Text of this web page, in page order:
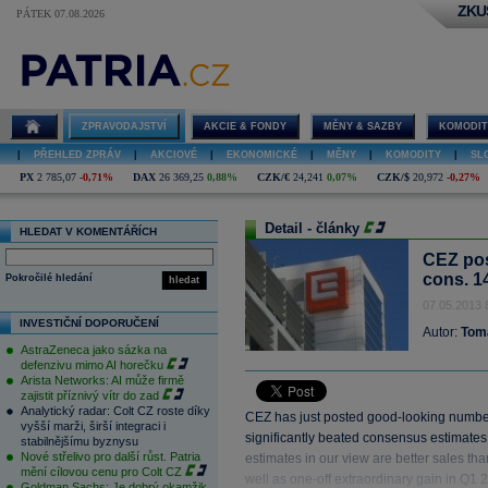
PÁTEK 07.08.2026
ZPRAVODAJSTVÍ AKCIE & FONDY MĚNY & SAZBY
PŘEHLED ZPRÁV AKCIOVÉ EKONOMICKÉ MĚNY KOMODITY
PX 2 785,07 -0,71% DAX 26 369,25 0,88% CZK/€ 24,241 0,07% CZK/$ 20,972 -0,27%
HLEDAT V KOMENTÁŘÍCH
hledat
Pokročilé hledání
INVESTIČNÍ DOPORUČENÍ
AstraZeneca jako sázka na
defenzivu mimo AI horečku
Arista Networks: AI může firmě
zajistit příznivý vítr do zad
Analytický radar: Colt CZ roste díky
vyšší marži, širší integraci i
stabilnějšímu byznysu
Nové střelivo pro další růst. Patria
mění cílovou cenu pro Colt CZ
Detail - články
CEZ
cons.
07.05.2013
Autor:
CEZ has just posted good-looking
significantly beated consensus
estimates in our view are better sales
well as one-off extraordinary gain in Q1